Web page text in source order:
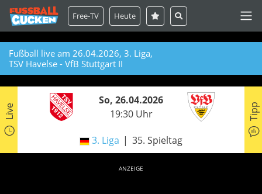
Free-TV Heute
Fußball live am 26.04.2026, 3. Liga,
TSV Havelse - VfB Stuttgart II
Live
So, 26.04.2026
19:30 Uhr
3. Liga 35. Spieltag
Tipp
ANZEIGE